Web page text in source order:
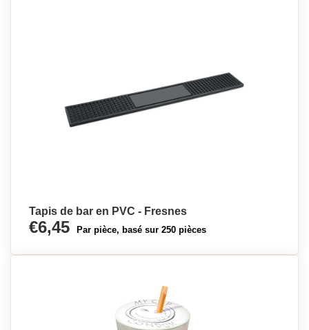
Tapis de bar en PVC - Fresnes
€6,45 Par pièce, basé sur 250 pièces